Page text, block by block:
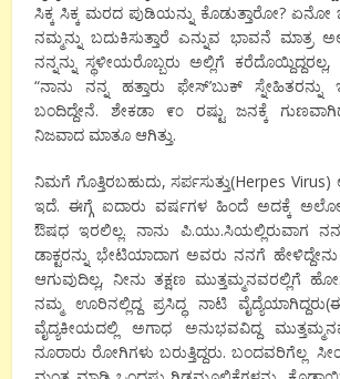
ಸಿಕ್ಕ ಸಿಕ್ಕ ಮರದ ಪುಡಿಯನ್ನು ಕೊಡುತ್ತಾರೋ?
ನಮ್ಮನ್ನು ಬದುಕಿಸುತ್ತಾರೆ ಎನ್ನುವ ಭಾವನೆ ಮಾತ್ರ
ನನ್ನನ್ನು ಸ್ಥಳೀಯರೊಬ್ಬರು ಅಲ್ಲಿಗೆ
“ನಾನು ನನ್ನ ಹತ್ತಾರು ಫೇಸ್’ಬುಕ್ ಸ್ನೇಹಿತರನ್ನು
ಬಂದಿದ್ದೇನೆ. ಶೇಕಡಾ ೯೦ ರಷ್ಟು ಜನಕ್ಕೆ
ನಿಜವಾದ ಮಾತೂ ಆಗಿತ್ತು.
ನಿಮಗೆ ಗೊತ್ತಿರಬಹುದು, ಸರ್ಪಸುತ್ತು(Herpes
ಇದೆ. ಈಗ್ಗೆ ಐದಾರು ವರ್ಷಗಳ ಹಿಂದೆ ಅದಕ್ಕೆ
ಔಷಧ ಇರಲಿಲ್ಲ. ನಾನು ಪಿ.ಯು.ಸಿಯಲ್ಲಿರುವಾಗ
ಡಾಕ್ಟರನ್ನು ಭೇಟಿಯಾದಾಗ ಅವರು ನನಗೆ ಹೇಳಿದ್ದೇನು
ಆಗುವುದಿಲ್ಲ, ನೀನು ತಕ್ಷಣ ಮುತ್ತಮ್ಮನವರಲ್ಲಿಗೆ
ನಮ್ಮ ಊರಿನಲ್ಲಿದ್ದ ಪ್ರಸಿದ್ಧ ನಾಟಿ
ವೈದ್ಯಕೀಯದಲ್ಲಿ ಅಗಾಧ ಅನುಭವವಿದ್ದ
ನೂರಾರು ರೋಗಿಗಳು ಬರುತ್ತಿದ್ದರು. ಬಂದವರಿಗೆಲ್ಲ